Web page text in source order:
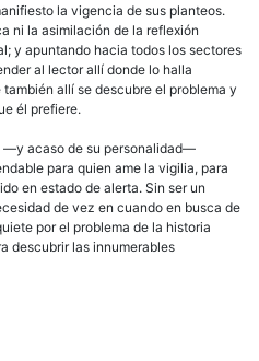
la vigencia de sus planteos.
ni la asimilación de la reflexión
y apuntando hacia todos los sectores
al lector allí donde lo halla
allí se descubre el problema y
él prefiere.
—y acaso de su personalidad—
para quien ame la vigilia, para
en estado de alerta. Sin ser un
de vez en cuando en busca de
por el problema de la historia
descubrir las innumerables